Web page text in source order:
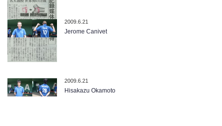
2009.6.21
Jerome Canivet
2009.6.21
Hisakazu Okamoto